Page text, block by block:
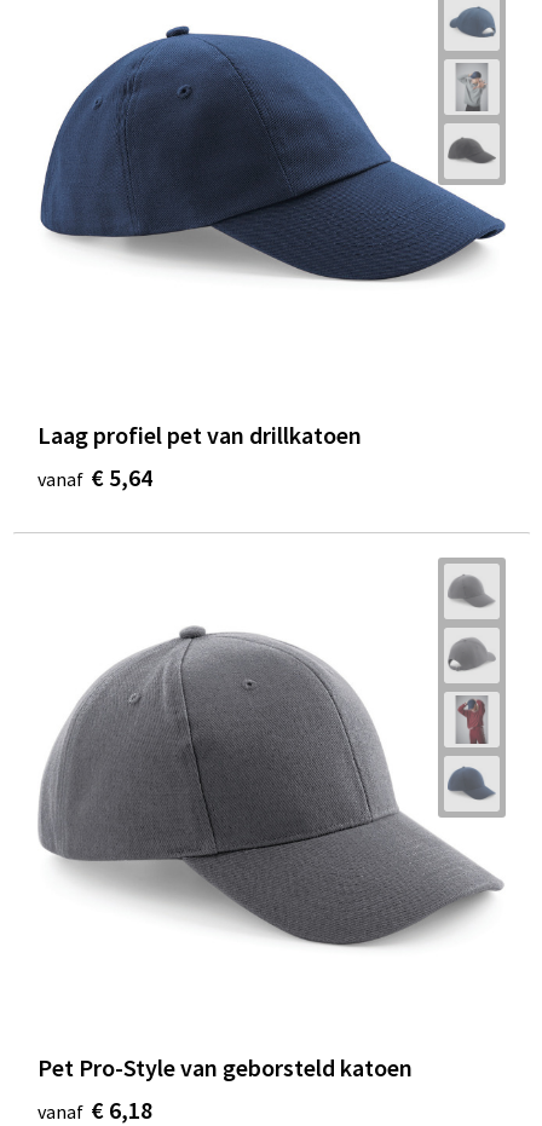
Laag profiel pet van drillkatoen
vanaf € 5,64
Pet Pro-Style van geborsteld katoen
vanaf € 6,18